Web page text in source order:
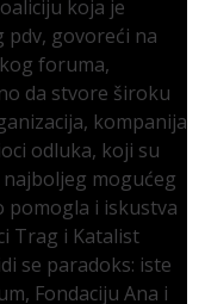
koja je
pdv, govoreći na
foruma,
da stvore široku
kompanija
odluka, koji su
mogućeg
pomogla i iskustva
Trag i Katalist
se paradoks: iste
Fondaciju Ana i